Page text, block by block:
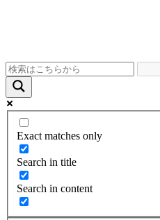
Exact matches only
Search in title
Search in content